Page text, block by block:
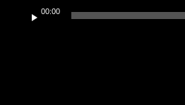
Player
00:00